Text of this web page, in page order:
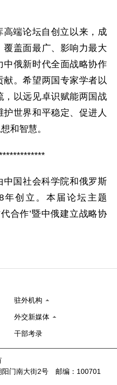
高端论坛自创立以来，成
盖面最广、影响力最大
中俄新时代全面战略协作
。希望两国专家学者以
以远见卓识赋能两国战
世界和平稳定、促进人
和智慧。
中国社会科学院和俄罗斯
年创立。本届论坛主题
合作’暨中俄建立战略协
驻外机构
外交新媒体
干部考录
阳门南大街2号 邮编：100701